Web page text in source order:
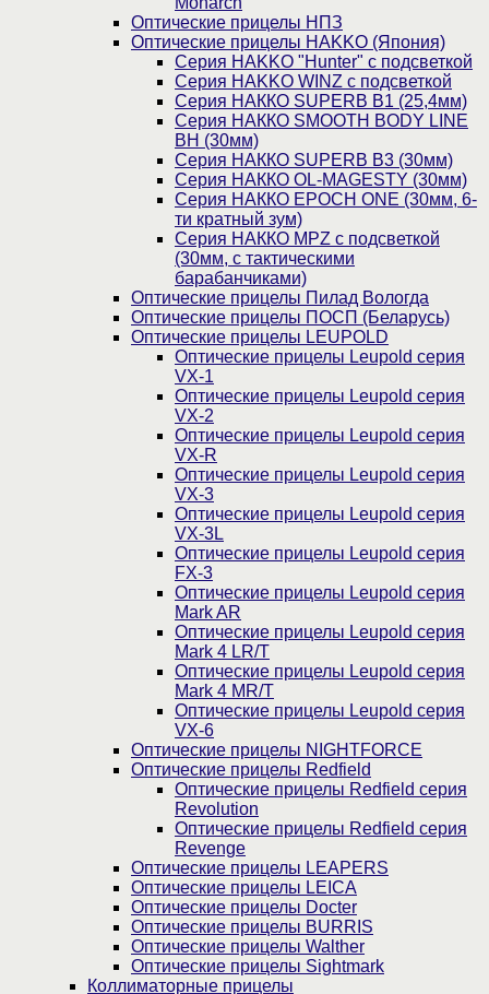
Оптические прицелы НПЗ
Оптические прицелы HAKKO (Япония)
Cерия HAKKO "Hunter" с подсветкой
Серия НAKKO WINZ с подсветкой
Серия НАККО SUPERB B1 (25,4мм)
Серия НАККО SMOOTH BODY LINE
BH (30мм)
Серия НАККО SUPERB B3 (30мм)
Серия НАККО OL-MAGESTY (30мм)
Серия НАККО EPOCH ONE (30мм, 6-
ти кратный зум)
Серия НАККО MPZ с подсветкой
(30мм, c тактическими
барабанчиками)
Оптические прицелы Пилад Вологда
Оптические прицелы ПОСП (Беларусь)
Оптические прицелы LEUPOLD
Оптические прицелы Leupold серия
VX-1
Оптические прицелы Leupold серия
VX-2
Оптические прицелы Leupold серия
VX-R
Оптические прицелы Leupold серия
VX-3
Оптические прицелы Leupold серия
VX-3L
Оптические прицелы Leupold серия
FX-3
Оптические прицелы Leupold серия
Mark AR
Оптические прицелы Leupold серия
Mark 4 LR/T
Оптические прицелы Leupold серия
Mark 4 MR/T
Оптические прицелы Leupold серия
VX-6
Оптические прицелы NIGHTFORCE
Оптические прицелы Redfield
Оптические прицелы Redfield серия
Revolution
Оптические прицелы Redfield серия
Revenge
Оптические прицелы LEAPERS
Оптические прицелы LEICA
Оптические прицелы Docter
Оптические прицелы BURRIS
Оптические прицелы Walther
Оптические прицелы Sightmark
Коллиматорные прицелы